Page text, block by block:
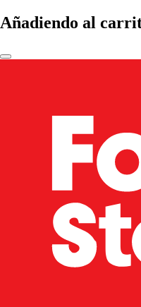
Añadiendo al